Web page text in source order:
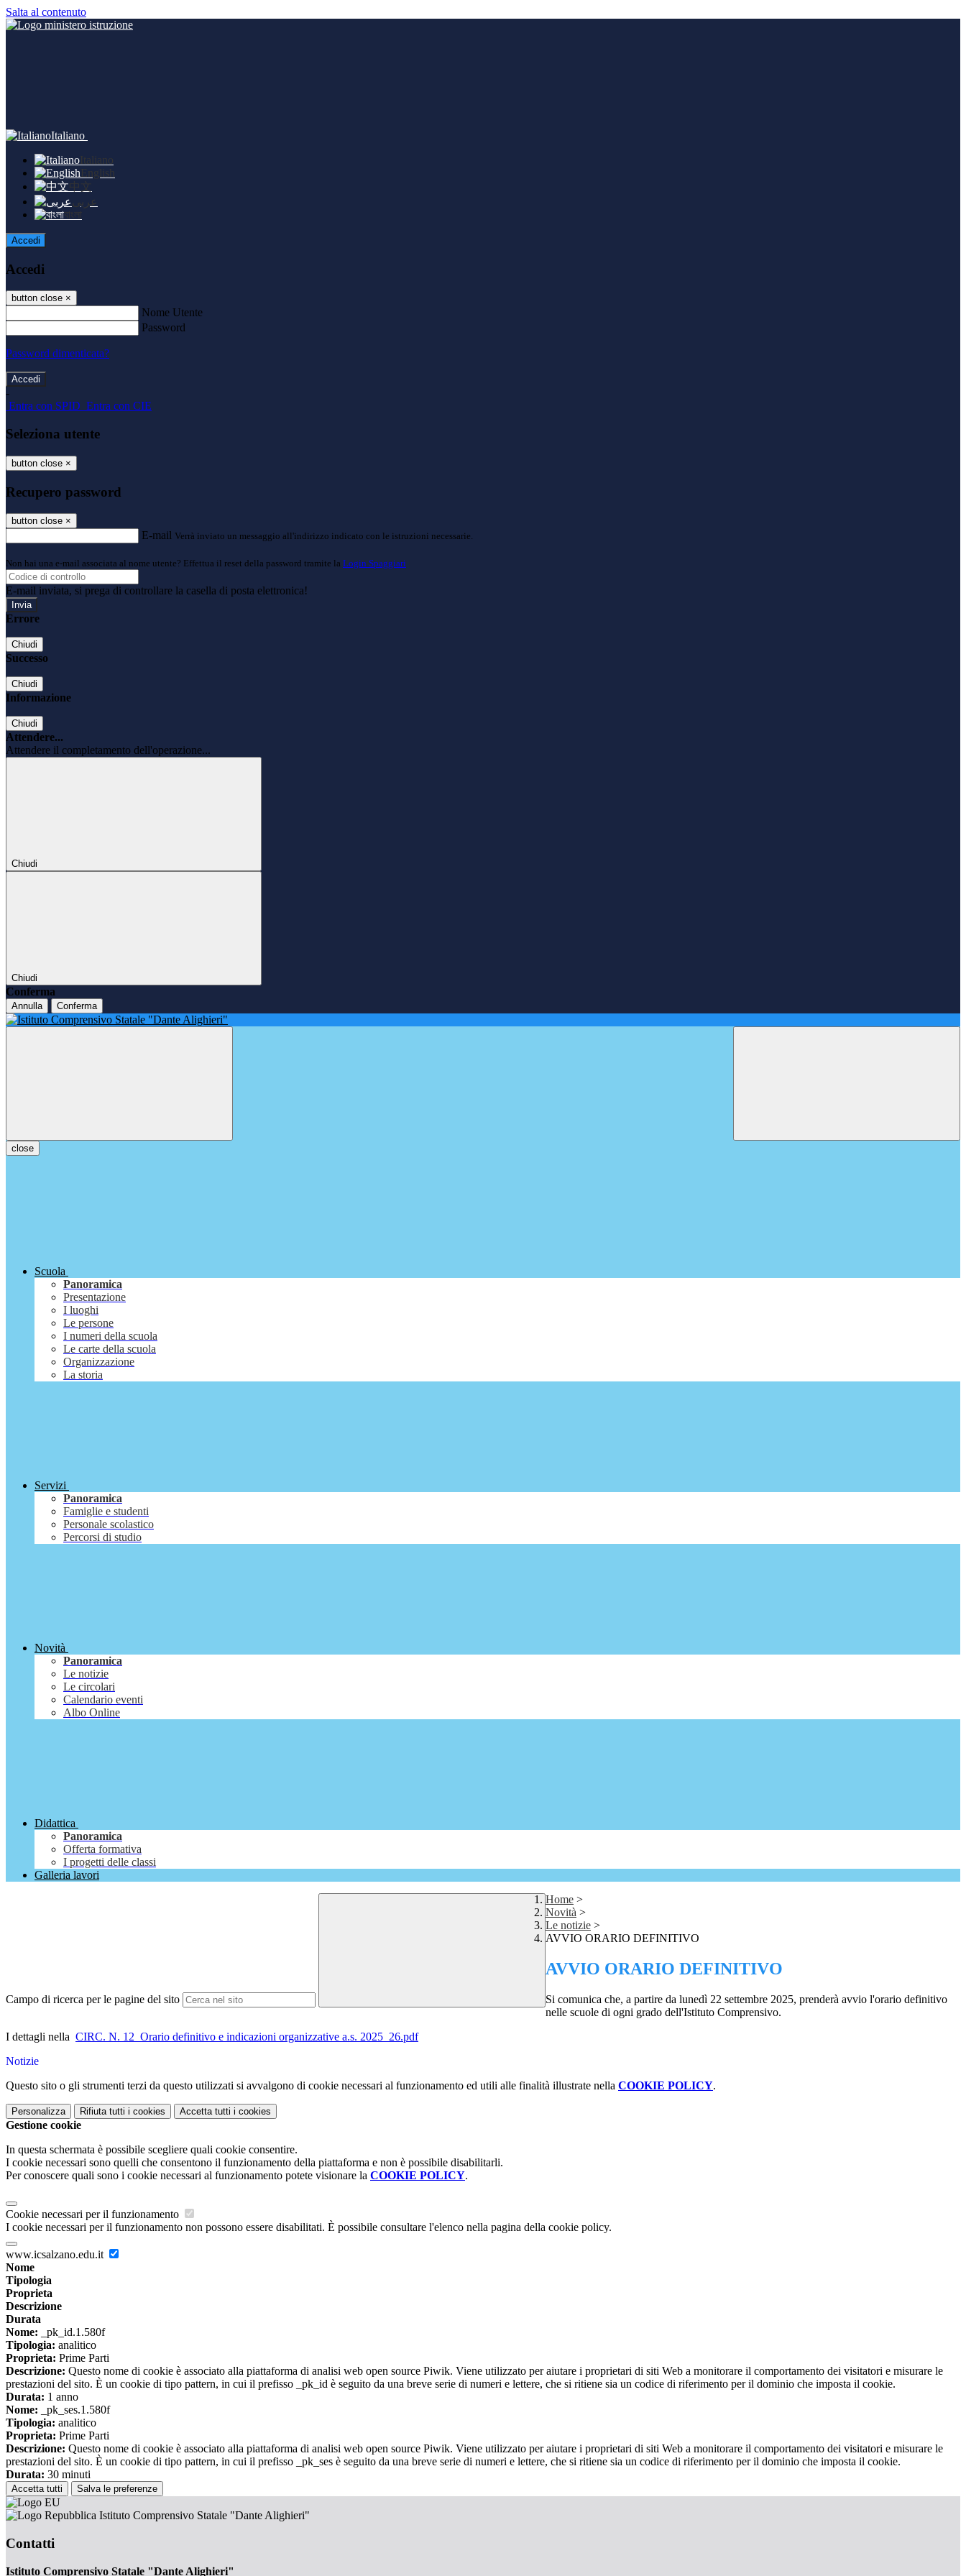
Salta al contenuto
Italiano
Italiano
English
中文
عربى
বাংলা
Accedi
Accedi
button close ×
Nome Utente
Password
Password dimenticata?
-
Entra con SPID Entra con CIE
Seleziona utente
button close ×
Recupero password
button close ×
E-mail Verrà inviato un messaggio all'indirizzo indicato con le istruzioni necessarie.
Non hai una e-mail associata al nome utente? Effettua il reset della password tramite la Login Spaggiari
E-mail inviata, si prega di controllare la casella di posta elettronica!
Errore
Chiudi
Successo
Chiudi
Informazione
Chiudi
Attendere...
Attendere il completamento dell'operazione...
Chiudi
Chiudi
Conferma
Annulla Conferma
close
Scuola
Panoramica
Presentazione
I luoghi
Le persone
I numeri della scuola
Le carte della scuola
Organizzazione
La storia
Servizi
Panoramica
Famiglie e studenti
Personale scolastico
Percorsi di studio
Novità
Panoramica
Le notizie
Le circolari
Calendario eventi
Albo Online
Didattica
Panoramica
Offerta formativa
I progetti delle classi
Galleria lavori
Campo di ricerca per le pagine del sito
Home >
Novità >
Le notizie >
AVVIO ORARIO DEFINITIVO
AVVIO ORARIO DEFINITIVO
Si comunica che, a partire da lunedì 22 settembre 2025, prenderà avvio l'orario definitivo
nelle scuole di ogni grado dell'Istituto Comprensivo.
I dettagli nella CIRC. N. 12_Orario definitivo e indicazioni organizzative a.s. 2025_26.pdf
Notizie
Questo sito o gli strumenti terzi da questo utilizzati si avvalgono di cookie necessari al funzionamento ed utili alle finalità illustrate nella COOKIE POLICY.
Personalizza Rifiuta tutti i cookies Accetta tutti i cookies
Gestione cookie
In questa schermata è possibile scegliere quali cookie consentire.
I cookie necessari sono quelli che consentono il funzionamento della piattaforma e non è possibile disabilitarli.
Per conoscere quali sono i cookie necessari al funzionamento potete visionare la COOKIE POLICY.
Cookie necessari per il funzionamento
I cookie necessari per il funzionamento non possono essere disabilitati. È possibile consultare l'elenco nella pagina della cookie policy.
www.icsalzano.edu.it
Nome
Tipologia
Proprieta
Descrizione
Durata
Nome: _pk_id.1.580f
Tipologia: analitico
Proprieta: Prime Parti
Descrizione: Questo nome di cookie è associato alla piattaforma di analisi web open source Piwik. Viene utilizzato per aiutare i proprietari di siti Web a monitorare il comportamento dei visitatori e misurare le
prestazioni del sito. È un cookie di tipo pattern, in cui il prefisso _pk_id è seguito da una breve serie di numeri e lettere, che si ritiene sia un codice di riferimento per il dominio che imposta il cookie.
Durata: 1 anno
Nome: _pk_ses.1.580f
Tipologia: analitico
Proprieta: Prime Parti
Descrizione: Questo nome di cookie è associato alla piattaforma di analisi web open source Piwik. Viene utilizzato per aiutare i proprietari di siti Web a monitorare il comportamento dei visitatori e misurare le
prestazioni del sito. È un cookie di tipo pattern, in cui il prefisso _pk_ses è seguito da una breve serie di numeri e lettere, che si ritiene sia un codice di riferimento per il dominio che imposta il cookie.
Durata: 30 minuti
Accetta tutti Salva le preferenze
Istituto Comprensivo Statale "Dante Alighieri"
Contatti
Istituto Comprensivo Statale "Dante Alighieri"